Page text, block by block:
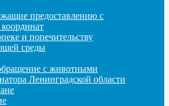
предоставлению с
и попечительству
среды
с животными
Ленинградской области